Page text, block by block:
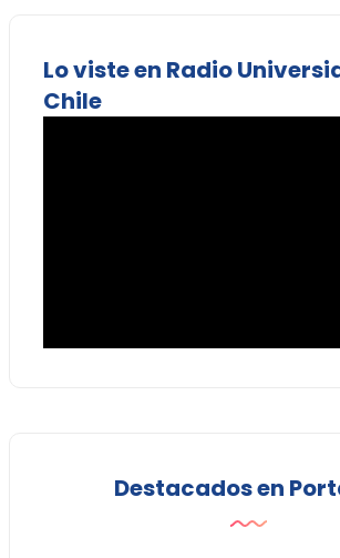
Lo viste en Radio
Chile
Destacados en